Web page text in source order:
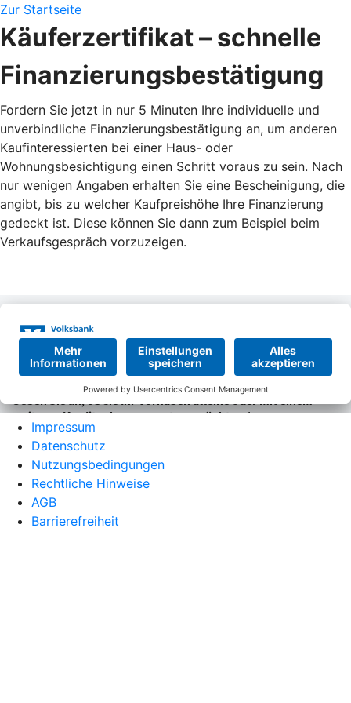
Zur Startseite
Käuferzertifikat – schnelle
Finanzierungsbestätigung
Fordern Sie jetzt in nur 5 Minuten Ihre individuelle und
unverbindliche Finanzierungsbestätigung an, um anderen
Kaufinteressierten bei einer Haus- oder
Wohnungsbesichtigung einen Schritt voraus zu sein. Nach
nur wenigen Angaben erhalten Sie eine Bescheinigung, die
angibt, bis zu welcher Kaufpreishöhe Ihre Finanzierung
gedeckt ist. Diese können Sie dann zum Beispiel beim
Verkaufsgespräch vorzuzeigen.
Impressum
Datenschutz
Nutzungsbedingungen
Rechtliche Hinweise
AGB
Barrierefreiheit